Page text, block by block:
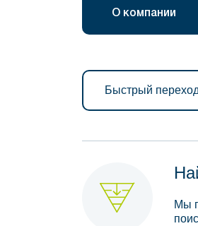
О компании
Быстрый переход
Мы